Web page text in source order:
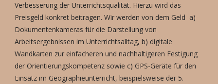
Verbesserung der Unterrichtsqualität. Hierzu wird das
Preisgeld konkret beitragen. Wir werden von dem Geld a)
Dokumentenkameras für die Darstellung von
Arbeitsergebnissen im Unterrichtsalltag, b) digitale
Wandkarten zur einfacheren und nachhaltigeren Festigung
der Orientierungskompetenz sowie c) GPS-Geräte für den
Einsatz im Geographieunterricht, beispielsweise der 5.